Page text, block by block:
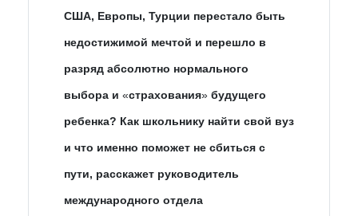
США, Европы, Турции перестало быть
недостижимой мечтой и перешло в
разряд абсолютно нормального
выбора и «страхования» будущего
ребенка? Как школьнику найти свой вуз
и что именно поможет не сбиться с
пути, расскажет руководитель
международного отдела